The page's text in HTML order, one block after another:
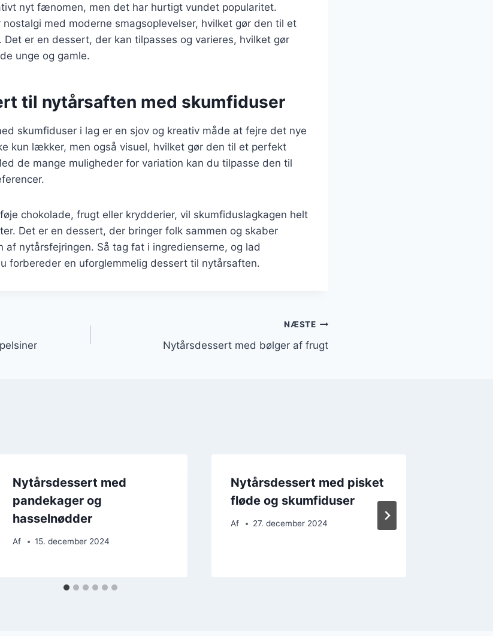
nyt fænomen, men det har hurtigt vundet popularitet.
med moderne smagsoplevelser, hvilket gør den til et
er en dessert, der kan tilpasses og varieres, hvilket gør
unge og gamle.
til nytårsaften med skumfiduser
skumfiduser i lag er en sjov og kreativ måde at fejre det nye
kun lækker, men også visuel, hvilket gør den til et perfekt
de mange muligheder for variation kan du tilpasse den til
chokolade, frugt eller krydderier, vil skumfiduslagkagen helt
Det er en dessert, der bringer folk sammen og skaber
af nytårsfejringen. Så tag fat i ingredienserne, og lad
forbereder en uforglemmelig dessert til nytårsaften.
NÆSTE
Nytårsdessert med bølger af frugt
Nytårsdessert med
pandekager og
hasselnødder
Af 15. december 2024
Nytårsdessert med pisket
fløde og skumfiduser
Af 27. december 2024